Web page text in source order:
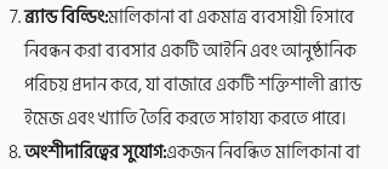
ব্র্যান্ড বিল্ডিং:মালিকানা বা একমাত্র ব্যবসায়ী হিসাবে
নিবন্ধন করা ব্যবসার একটি আইনি এবং আনুষ্ঠানিক
পরিচয় প্রদান করে, যা বাজারে একটি শক্তিশালী ব্র্যান্ড
ইমেজ এবং খ্যাতি তৈরি করতে সাহায্য করতে পারে।
অংশীদারিত্বের সুযোগ:একজন নিবন্ধিত মালিকানা বা